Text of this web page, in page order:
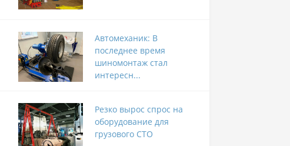
Автомеханик: В
последнее время
шиномонтаж стал
интересн...
Резко вырос спрос на
оборудование для
грузового СТО